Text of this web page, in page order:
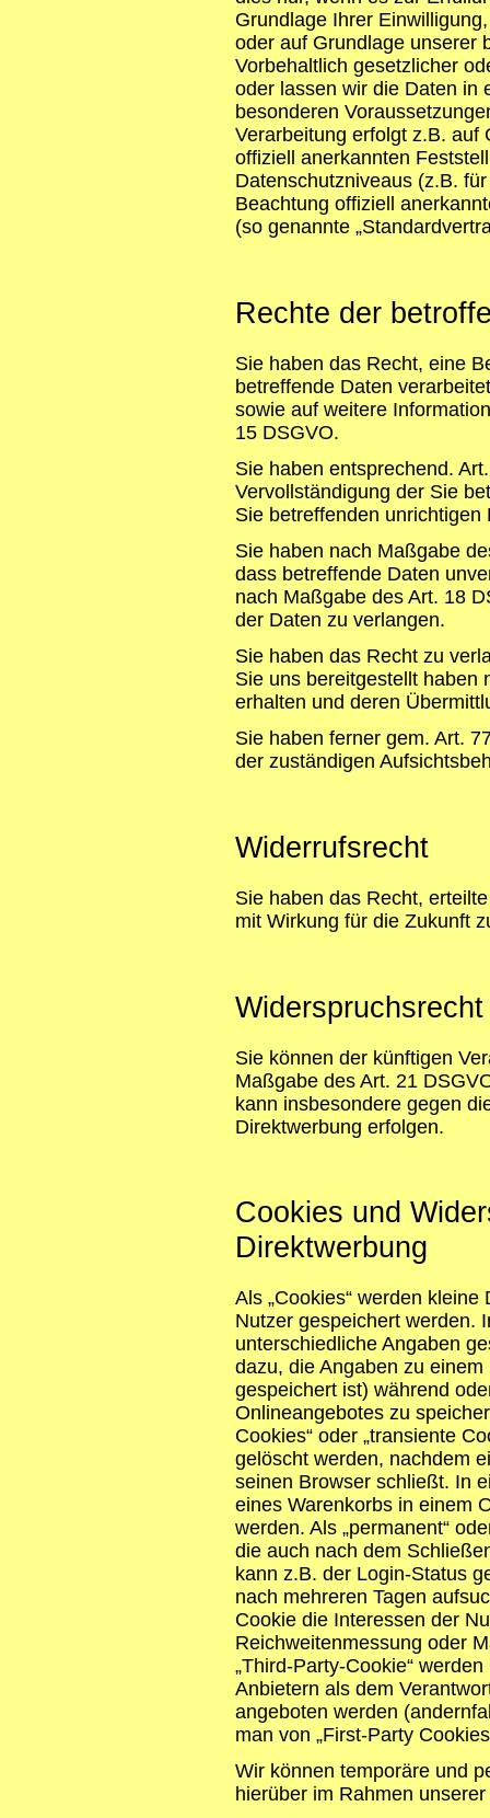
Grundlage Ihrer
oder auf Grundlage unserer
Vorbehaltlich gesetzlicher
oder lassen wir die Daten in
besonderen
Verarbeitung erfolgt z.B. auf
offiziell anerkannten
Datenschutzniveaus (z.B.
Beachtung offiziell
(so genannte
Rechte der
Sie haben das Recht, eine
betreffende Daten
sowie auf weitere
15 DSGVO.
Sie haben entsprechend.
Vervollständigung der Sie
Sie betreffenden unrichtigen
Sie haben nach Maßgabe
dass betreffende Daten
nach Maßgabe des Art. 18
der Daten zu verlangen.
Sie haben das Recht zu
Sie uns bereitgestellt haben
erhalten und deren
Sie haben ferner gem. Art.
der zuständigen
Widerrufsrecht
Sie haben das Recht,
mit Wirkung für die Zukunft
Widerspruchsrecht
Sie können der künftigen
Maßgabe des Art. 21
kann insbesondere gegen
Direktwerbung erfolgen.
Cookies und
Direktwerbung
Als „Cookies“ werden
Nutzer gespeichert werden.
unterschiedliche Angaben
dazu, die Angaben zu
gespeichert ist) während
Onlineangebotes zu
Cookies“ oder „transiente
gelöscht werden, nachdem
seinen Browser schließt. In
eines Warenkorbs in einem
werden. Als „permanent“
die auch nach dem
kann z.B. der Login-Status
nach mehreren Tagen
Cookie die Interessen der
Reichweitenmessung oder
„Third-Party-Cookie“
Anbietern als dem
angeboten werden
man von „First-Party
Wir können temporäre und
hierüber im Rahmen